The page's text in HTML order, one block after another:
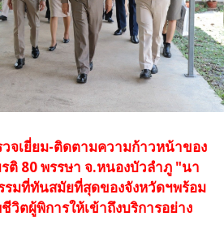
วจเยี่ยม-ติดตามความก้าวหน้าของ
ติ 80 พรรษา จ.หนองบัวลำภู "นา
รมที่ทันสมัยที่สุดของจังหวัดฯพร้อม
ตผู้พิการให้เข้าถึงบริการอย่าง